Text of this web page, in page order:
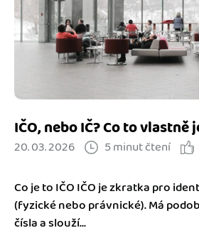
Spřátelené účetní
Katalog doplňků
Jak se vyznat ve fakturaci
Blog
mini akademie
IČO, nebo IČ? Co to vlastně
20. 03. 2026 5 minut čtení
Co je to IČO IČO je zkratka pro
(fyzické nebo právnické). Má
čísla a slouží...